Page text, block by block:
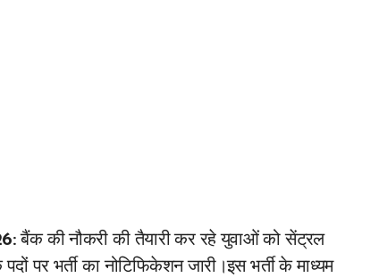
बैंक की नौकरी की तैयारी कर रहे युवाओं को सेंट्रल
पर भर्ती का नोटिफिकेशन जारी।इस भर्ती के माध्यम